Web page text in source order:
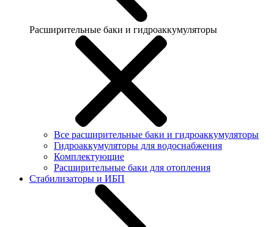
Расширительные баки и гидроаккумуляторы
Все расширительные баки и гидроаккумуляторы
Гидроаккумуляторы для водоснабжения
Комплектующие
Расширительные баки для отопления
Стабилизаторы и ИБП